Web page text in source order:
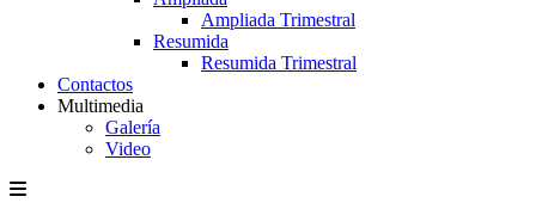
Ampliada Trimestral
Resumida
Resumida Trimestral
Contactos
Multimedia
Galería
Video